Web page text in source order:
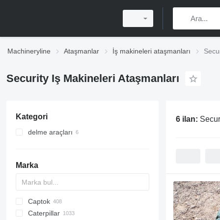
Machineryline Ataşmanlar İş makineleri ataşmanları
Security Iş Makineleri Ataşmanları
Kategori
delme araçları
Marka
Z-series
AS
AZ
AX
DN
SM
RAMMAX
QA
ROC
TEX
AR
MH
50000 MAX
200 - series
400 - series
BC
BG
GKR
PARK
320
325
RY
CBF
CBR
Captok
CK
570
Caterpillar
6 ilan: